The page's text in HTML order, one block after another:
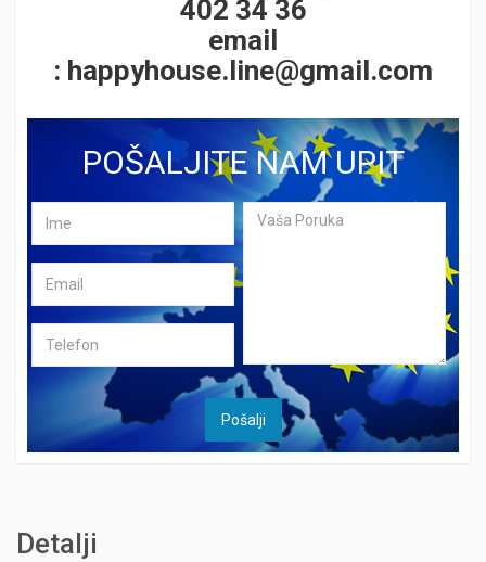
402 34 36
email
: happyhouse.line@gmail.com
POŠALJITE NAM UPIT
Detalji